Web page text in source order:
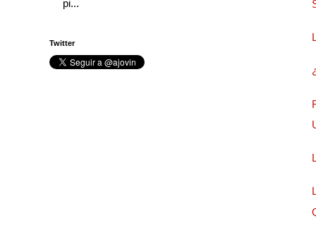
pi...
Twitter